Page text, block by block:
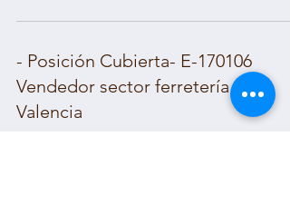
- Posición Cubierta- E-170106
Vendedor sector ferretería zona
Valencia